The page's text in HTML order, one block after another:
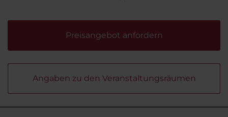
Preisangebot anfordern
Angaben zu den Veranstaltungsräumen